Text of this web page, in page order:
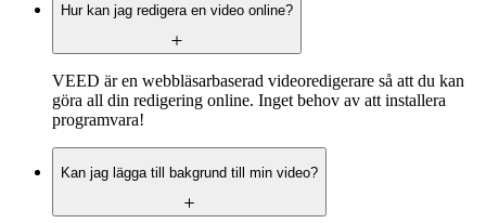
Hur kan jag redigera en video online?
VEED är en webbläsarbaserad videoredigerare så att du kan
göra all din redigering online. Inget behov av att installera
programvara!
Kan jag lägga till bakgrund till min video?